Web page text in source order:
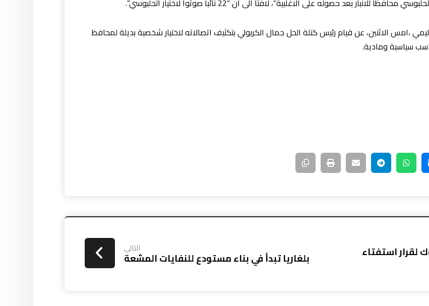
بعد حصوله على الاغلبية”، لافتا الى ان “22 نائبا صوتوا لاختيار الحلبوسي”.
الاثنين، عن قيام رئيس كتلة الحل جمال الكربولي بتكثيف اتصالاته لاختيار شخصية بديلة لمحافظ
سياسية ومادية.
استفتاء التالي
بلغاريا تبدأ في بناء مستودع للنفايات المشعة